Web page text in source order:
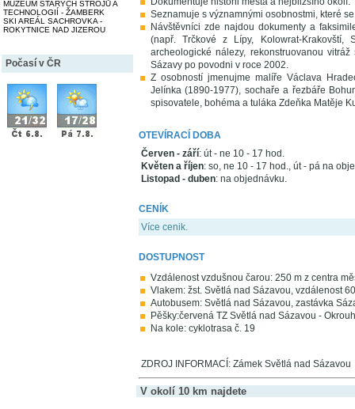
MUZEUM STARÝCH STROJŮ A
TECHNOLOGIÍ - ŽAMBERK
SKI AREÁL SACHROVKA -
ROKYTNICE NAD JIZEROU
Počasí v ČR
Seznamuje s významnými osobnostmi, které
Návštěvníci zde najdou dokumenty a
(např. Trčkové z Lípy, Kolowrat-Krakovští,
archeologické nálezy, rekonstruovanou
Sázavy po povodni v roce 2002.
Z osobností jmenujme malíře Václava
Jelínka (1890-1977), sochaře a řezbáře
spisovatele, bohéma a tuláka Zdeňka Matěje
OTEVÍRACÍ DOBA
Červen - září: út - ne 10 - 17 hod.
Květen a říjen: so, ne 10 - 17 hod., út - pá na
Listopad - duben: na objednávku.
CENÍK
Více cenik.
DOSTUPNOST
Vzdálenost vzdušnou čarou: 250 m z centra
Vlakem: žst. Světlá nad Sázavou, vzdálenost
Autobusem: Světlá nad Sázavou, zastávka
Pěšky:červená TZ Světlá nad Sázavou -
Na kole: cyklotrasa č. 19
ZDROJ INFORMACÍ: Zámek Světlá nad Sázavou
V okolí 10 km najdete